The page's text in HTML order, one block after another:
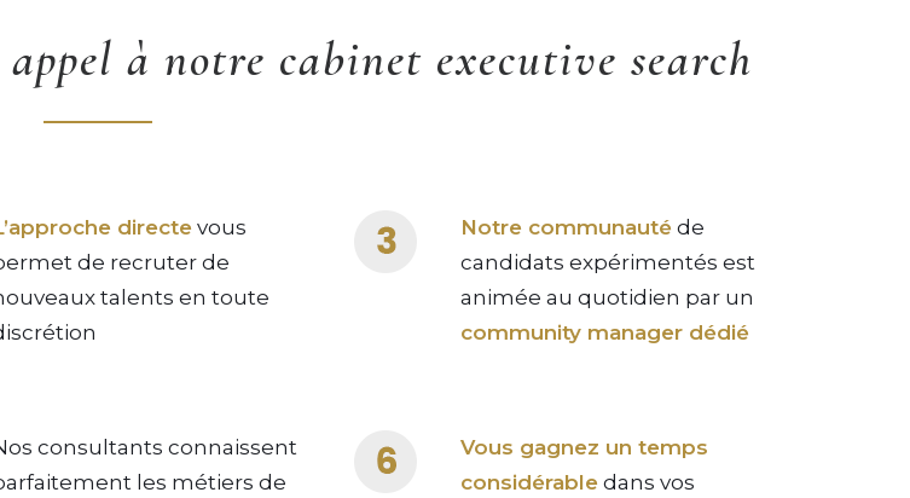
à notre cabinet executive search
directe vous
de recruter de
talents en toute
Notre communauté de
candidats expérimentés est
animée au quotidien par un
community manager dédié
consultants connaissent
les métiers de
Vous gagnez un temps
considérable dans vos